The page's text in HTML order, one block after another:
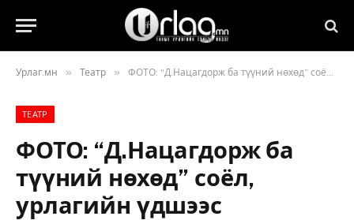
Урлаг.мн » Театр » ФОТО: “Д.Нацагдорж ба түүний нөхөд” соёл, урлагийн үдшээс
ТЕАТР
ФОТО: “Д.Нацагдорж ба
түүний нөхөд” соёл,
урлагийн үдшээс